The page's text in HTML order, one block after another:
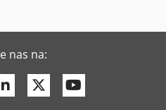
nas na:
LinkedinTwitter